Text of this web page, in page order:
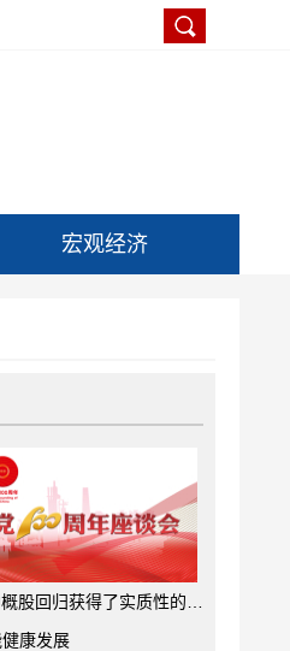
宏观经济
回归获得了实质性的进展
健康发展